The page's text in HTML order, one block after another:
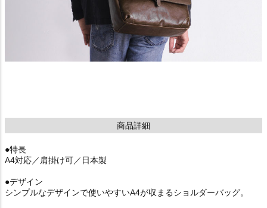
商品詳細
●特長
A4対応／肩掛け可／日本製
●デザイン
シンプルなデザインで使いやすいA4が収まるショルダーバッグ。